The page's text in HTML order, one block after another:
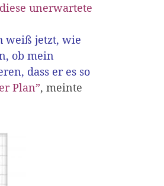
unerwartete
weiß jetzt, wie
ob mein
dass er es so
Plan”, meinte